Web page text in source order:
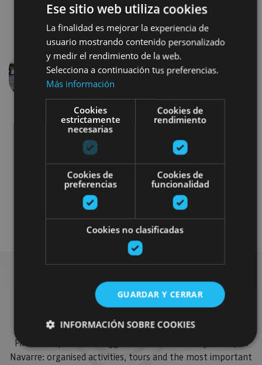
Previous
4x4 / car Visitas guiadas
Gastronomía Enoturismo
Find more plans
Find more plans and suggestions to round off your trip in
Navarre: organised activities, tours and the most important
Ese sitio web utiliza cookies
La finalidad es mejorar la experiencia de
usuario mostrando contenido personalizado
y medir el rendimiento de la web.
Selecciona a continuación tus preferencias.
Más información
Cookies
estrictamente
necesarias
Cookies de
rendimiento
Cookies de
preferencias
Cookies de
funcionalidad
Cookies no clasificadas
GUARDAR Y CERRAR
INFORMACIÓN SOBRE COOKIES